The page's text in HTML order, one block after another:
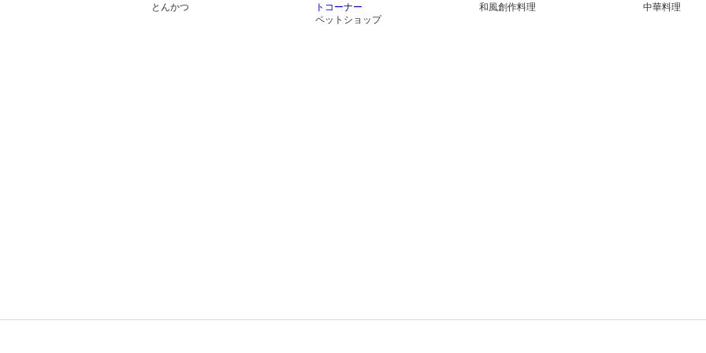
とんかつ
トコーナー
ペットショップ
和風創作料理
中華料理